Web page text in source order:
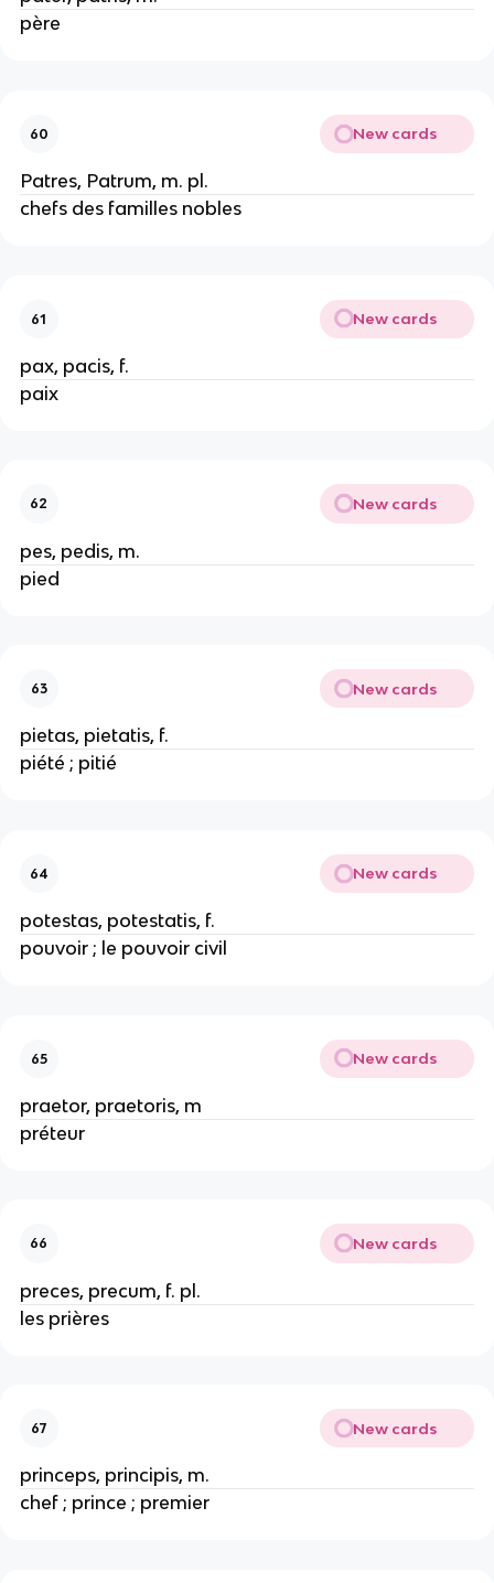
père
60 New cards
Patres, Patrum, m. pl.
chefs des familles nobles
61 New cards
pax, pacis, f.
paix
62 New cards
pes, pedis, m.
pied
63 New cards
pietas, pietatis, f.
piété ; pitié
64 New cards
potestas, potestatis, f.
pouvoir ; le pouvoir civil
65 New cards
praetor, praetoris, m
préteur
66 New cards
preces, precum, f. pl.
les prières
67 New cards
princeps, principis, m.
chef ; prince ; premier